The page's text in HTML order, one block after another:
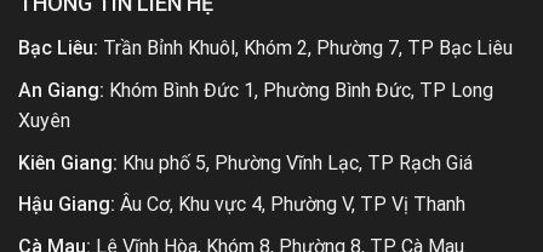
Bạc Liêu: Trần Bỉnh Khuôl, Khóm 2, Phường 7, TP Bạc Liêu
An Giang: Khóm Bình Đức 1, Phường Bình Đức, TP Long
Xuyên
Kiên Giang: Khu phố 5, Phường Vĩnh Lạc, TP Rạch Giá
Hậu Giang: Âu Cơ, Khu vực 4, Phường V, TP Vị Thanh
Cà Mau: Lê Vĩnh Hòa, Khóm 8, Phường 8, TP Cà Mau